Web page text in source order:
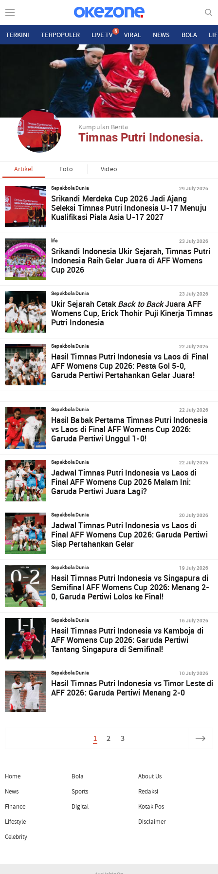
TERKINI TERPOPULER LIVE TV N VIRAL NEWS BOLA
Kumpulan Berita
Timnas Putri Indonesia.
Artikel Foto Video
Sepakbola Dunia 29 July 2026
Srikandi Merdeka Cup 2026 Jadi Ajang
Seleksi Timnas Putri Indonesia U-17 Menuju
Kualifikasi Piala Asia U-17 2027
life 23 July 2026
Srikandi Indonesia Ukir Sejarah, Timnas Putri
Indonesia Raih Gelar Juara di AFF Womens
Cup 2026
Sepakbola Dunia 23 July 2026
Ukir Sejarah CetakBack to BackJuara AFF
Womens Cup, Erick Thohir Puji Kinerja Timnas
Putri Indonesia
Sepakbola Dunia 22 July 2026
Hasil Timnas Putri Indonesia vs Laos di Final
AFF Womens Cup 2026: Pesta Gol 5-0,
Garuda Pertiwi Pertahankan Gelar Juara!
Sepakbola Dunia 22 July 2026
Hasil Babak Pertama Timnas Putri Indonesia
vs Laos di Final AFF Womens Cup 2026:
Garuda Pertiwi Unggul 1-0!
Sepakbola Dunia 22 July 2026
Jadwal Timnas Putri Indonesia vs Laos di
Final AFF Womens Cup 2026 Malam Ini:
Garuda Pertiwi Juara Lagi?
Sepakbola Dunia 20 July 2026
Jadwal Timnas Putri Indonesia vs Laos di
Final AFF Womens Cup 2026: Garuda Pertiwi
Siap Pertahankan Gelar
Sepakbola Dunia 19 July 2026
Hasil Timnas Putri Indonesia vs Singapura di
Semifinal AFF Womens Cup 2026: Menang 2-
0, Garuda Pertiwi Lolos ke Final!
Sepakbola Dunia 16 July 2026
Hasil Timnas Putri Indonesia vs Kamboja di
AFF Womens Cup 2026: Garuda Pertiwi
Tantang Singapura di Semifinal!
Sepakbola Dunia 10 July 2026
Hasil Timnas Putri Indonesia vs Timor Leste di
AFF 2026: Garuda Pertiwi Menang 2-0
1 2 3
Home
News
Finance
Lifestyle
Celebrity
Bola
Sports
Digital
About Us
Redaksi
Kotak Pos
Disclaimer